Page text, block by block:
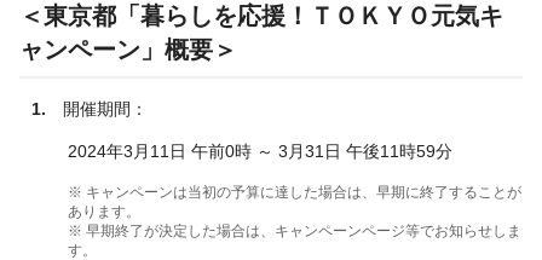
＜東京都「暮らしを応援！ＴＯＫＹＯ元気キ
ャンペーン」概要＞
1. 開催期間：
2024年3月11日 午前0時 ～ 3月31日 午後11時59分
※ キャンペーンは当初の予算に達した場合は、早期に終了することが
あります。
※ 早期終了が決定した場合は、キャンペーンページ等でお知らせしま
す。